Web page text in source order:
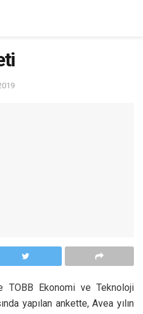
TOBB Ekonomi ve Teknoloji
yapılan ankette, Avea yılın